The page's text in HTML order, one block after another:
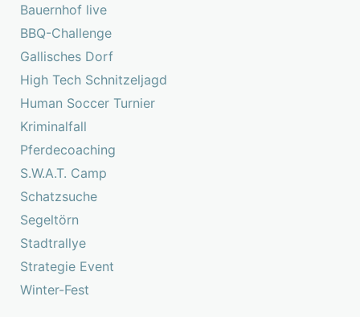
Bauernhof live
BBQ-Challenge
Gallisches Dorf
High Tech Schnitzeljagd
Human Soccer Turnier
Kriminalfall
Pferdecoaching
S.W.A.T. Camp
Schatzsuche
Segeltörn
Stadtrallye
Strategie Event
Winter-Fest